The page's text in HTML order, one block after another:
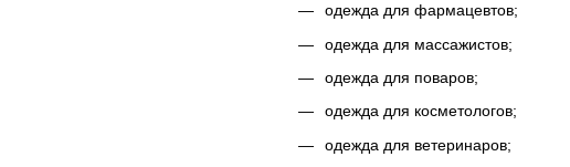
одежда для фармацевтов;
одежда для массажистов;
одежда для поваров;
одежда для косметологов;
одежда для ветеринаров;